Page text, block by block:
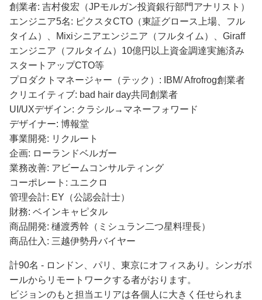
創業者: 吉村俊宏（JPモルガン投資銀行部門アナリスト）
エンジニア5名: ピクスタCTO（東証グロース上場、フル
タイム）、Mixiシニアエンジニア（フルタイム）、Giraff
エンジニア（フルタイム）10億円以上資金調達実施済み
スタートアップCTO等
プロダクトマネージャー（テック）: IBM/ Afrofrog創業者
クリエイティブ: bad hair day共同創業者
UI/UXデザイン: クラシル→マネーフォワード
デザイナー: 博報堂
事業開発: リクルート
企画: ローランドベルガー
業務改善: アビームコンサルティング
コーポレート: ユニクロ
管理会計: EY（公認会計士）
財務: ベインキャピタル
商品開発: 樋渡秀幹（ミシュラン二つ星料理長）
商品仕入: 三越伊勢丹バイヤー
計90名 - ロンドン、パリ、東京にオフィスあり。シンガポ
ールからリモートワークする者がおります。
ビジョンのもと担当エリアは各個人に大きく任せられま